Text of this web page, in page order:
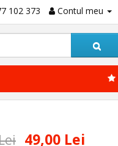
102 373 Contul meu
49,00 Lei